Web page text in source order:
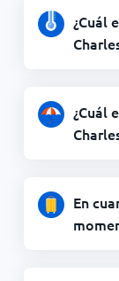
¿Cuál
¿Cuál
En